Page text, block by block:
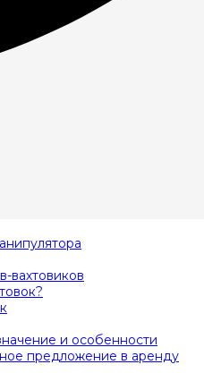
вахтовиков
и особенности
предложение в аренду